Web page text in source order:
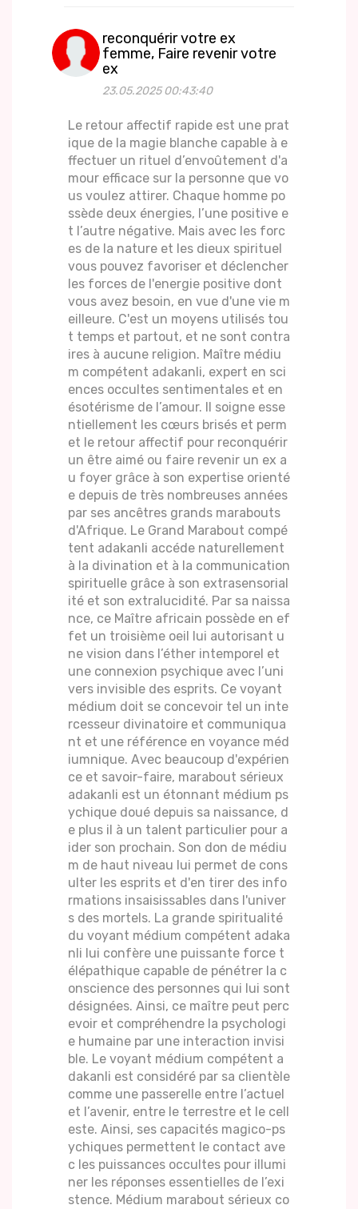
reconquérir votre ex
femme, Faire revenir votre
ex
23.05.2025 00:43:40
Le retour affectif rapide est une prat
ique de la magie blanche capable à e
ffectuer un rituel d’envoûtement d'a
mour efficace sur la personne que vo
us voulez attirer. Chaque homme po
ssède deux énergies, l’une positive e
t l’autre négative. Mais avec les forc
es de la nature et les dieux spirituel
vous pouvez favoriser et déclencher
les forces de l'energie positive dont
vous avez besoin, en vue d'une vie m
eilleure. C'est un moyens utilisés tou
t temps et partout, et ne sont contra
ires à aucune religion. Maître médiu
m compétent adakanli, expert en sci
ences occultes sentimentales et en
ésotérisme de l’amour. Il soigne esse
ntiellement les cœurs brisés et perm
et le retour affectif pour reconquérir
un être aimé ou faire revenir un ex a
u foyer grâce à son expertise orienté
e depuis de très nombreuses années
par ses ancêtres grands marabouts
d'Afrique. Le Grand Marabout compé
tent adakanli accéde naturellement
à la divination et à la communication
spirituelle grâce à son extrasensorial
ité et son extralucidité. Par sa naissa
nce, ce Maître africain possède en ef
fet un troisième oeil lui autorisant u
ne vision dans l’éther intemporel et
une connexion psychique avec l’uni
vers invisible des esprits. Ce voyant
médium doit se concevoir tel un inte
rcesseur divinatoire et communiqua
nt et une référence en voyance méd
iumnique. Avec beaucoup d'expérien
ce et savoir-faire, marabout sérieux
adakanli est un étonnant médium ps
ychique doué depuis sa naissance, d
e plus il à un talent particulier pour a
ider son prochain. Son don de médiu
m de haut niveau lui permet de cons
ulter les esprits et d'en tirer des info
rmations insaisissables dans l'univer
s des mortels. La grande spiritualité
du voyant médium compétent adaka
nli lui confère une puissante force t
élépathique capable de pénétrer la c
onscience des personnes qui lui sont
désignées. Ainsi, ce maître peut perc
evoir et compréhendre la psychologi
e humaine par une interaction invisi
ble. Le voyant médium compétent a
dakanli est considéré par sa clientèle
comme une passerelle entre l’actuel
et l’avenir, entre le terrestre et le cell
este. Ainsi, ses capacités magico-ps
ychiques permettent le contact ave
c les puissances occultes pour illumi
ner les réponses essentielles de l’exi
stence. Médium marabout sérieux co